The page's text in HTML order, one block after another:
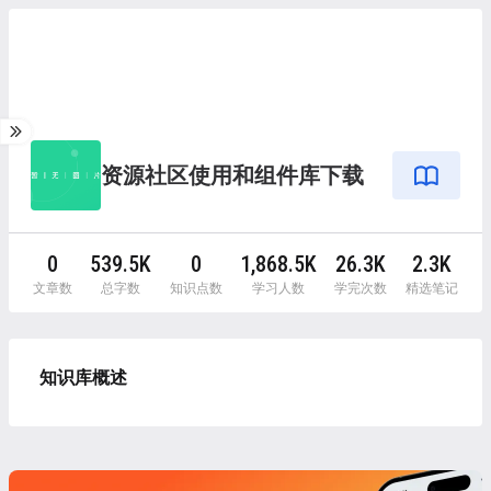
资源社区使用和组件库下载
0
文章数
539.5K
总字数
0
知识点数
1,868.5K
学习人数
26.3K
学完次数
2.3K
精选笔记
知识库概述